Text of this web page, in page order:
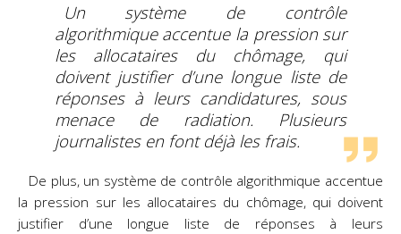
Un système de contrôle
algorithmique accentue la pression sur
les allocataires du chômage, qui
doivent justifier d’une longue liste de
réponses à leurs candidatures, sous
menace de radiation. Plusieurs
journalistes en font déjà les frais.
De plus, un système de contrôle algorithmique accentue
la pression sur les allocataires du chômage, qui doivent
justifier d’une longue liste de réponses à leurs